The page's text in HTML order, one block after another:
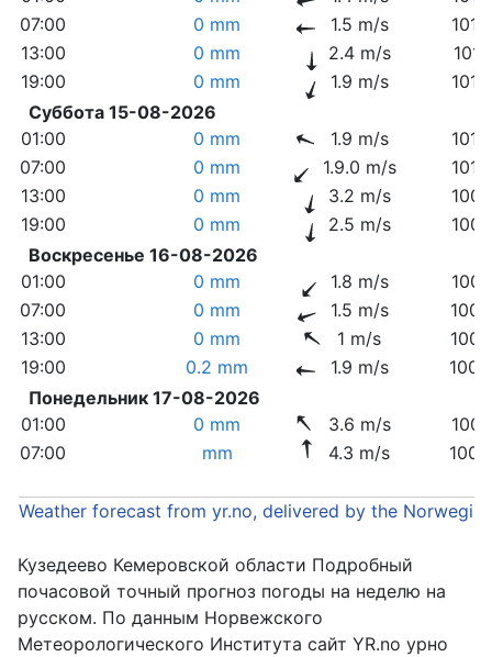
07:00
0 mm 1.5 m/s
13:00
0 mm 2.4 m/s
19:00
0 mm 1.9 m/s
Суббота 15-08-2026
01:00
0 mm 1.9 m/s
07:00
0 mm 1.9.0 m/s
13:00
0 mm 3.2 m/s
19:00
0 mm 2.5 m/s
Воскресенье 16-08-2026
01:00
0 mm 1.8 m/s
07:00
0 mm 1.5 m/s
13:00
0 mm 1 m/s
19:00
0.2 mm 1.9 m/s
Понедельник 17-08-2026
01:00
0 mm 3.6 m/s
07:00
mm 4.3 m/s
Weather forecast from yr.no, delivered by the
Кузедеево Кемеровской области Подробный
почасовой точный прогноз погоды на неделю на
русском. По данным Норвежского
Метеорологического Института сайт YR.no урно